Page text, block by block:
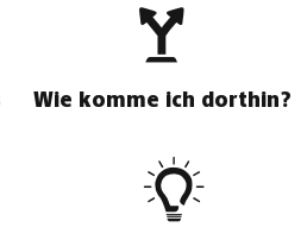
Wie komme ich dorthin?